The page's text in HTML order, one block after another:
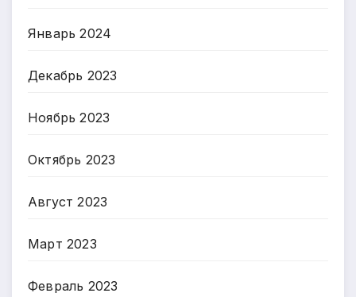
Январь 2024
Декабрь 2023
Ноябрь 2023
Октябрь 2023
Август 2023
Март 2023
Февраль 2023